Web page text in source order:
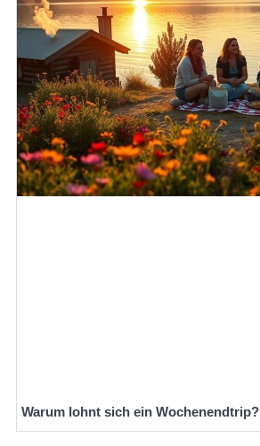
Warum lohnt sich ein Wochenendtrip?